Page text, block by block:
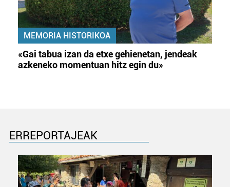
MEMORIA HISTORIKOA
«Gai tabua izan da etxe gehienetan, jendeak
azkeneko momentuan hitz egin du»
ERREPORTAJEAK